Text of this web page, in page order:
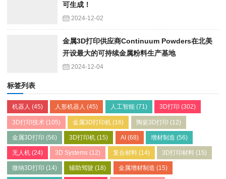
可生成！
2024-12-02
金属3D打印供应商Continuum Powders在北美
开设最大的可持续金属粉料生产基地
2024-12-04
标签列表
机器人 (45) 人形机器人 (45) 人工智能(71) 3D打印 (302)
3D打印技术 (105) 金属3D打印机 (16) 陶瓷3D打印 (12)
金属3D打印 (56) 3D打印机 (15) AI (68) 增材制造 (56)
无人机 (24) 3D Systems (12) 复合材料(14) 3D打印材料 (15)
微纳3D打印 (14) 辅助驾驶 (18) 金属增材制造 (15)